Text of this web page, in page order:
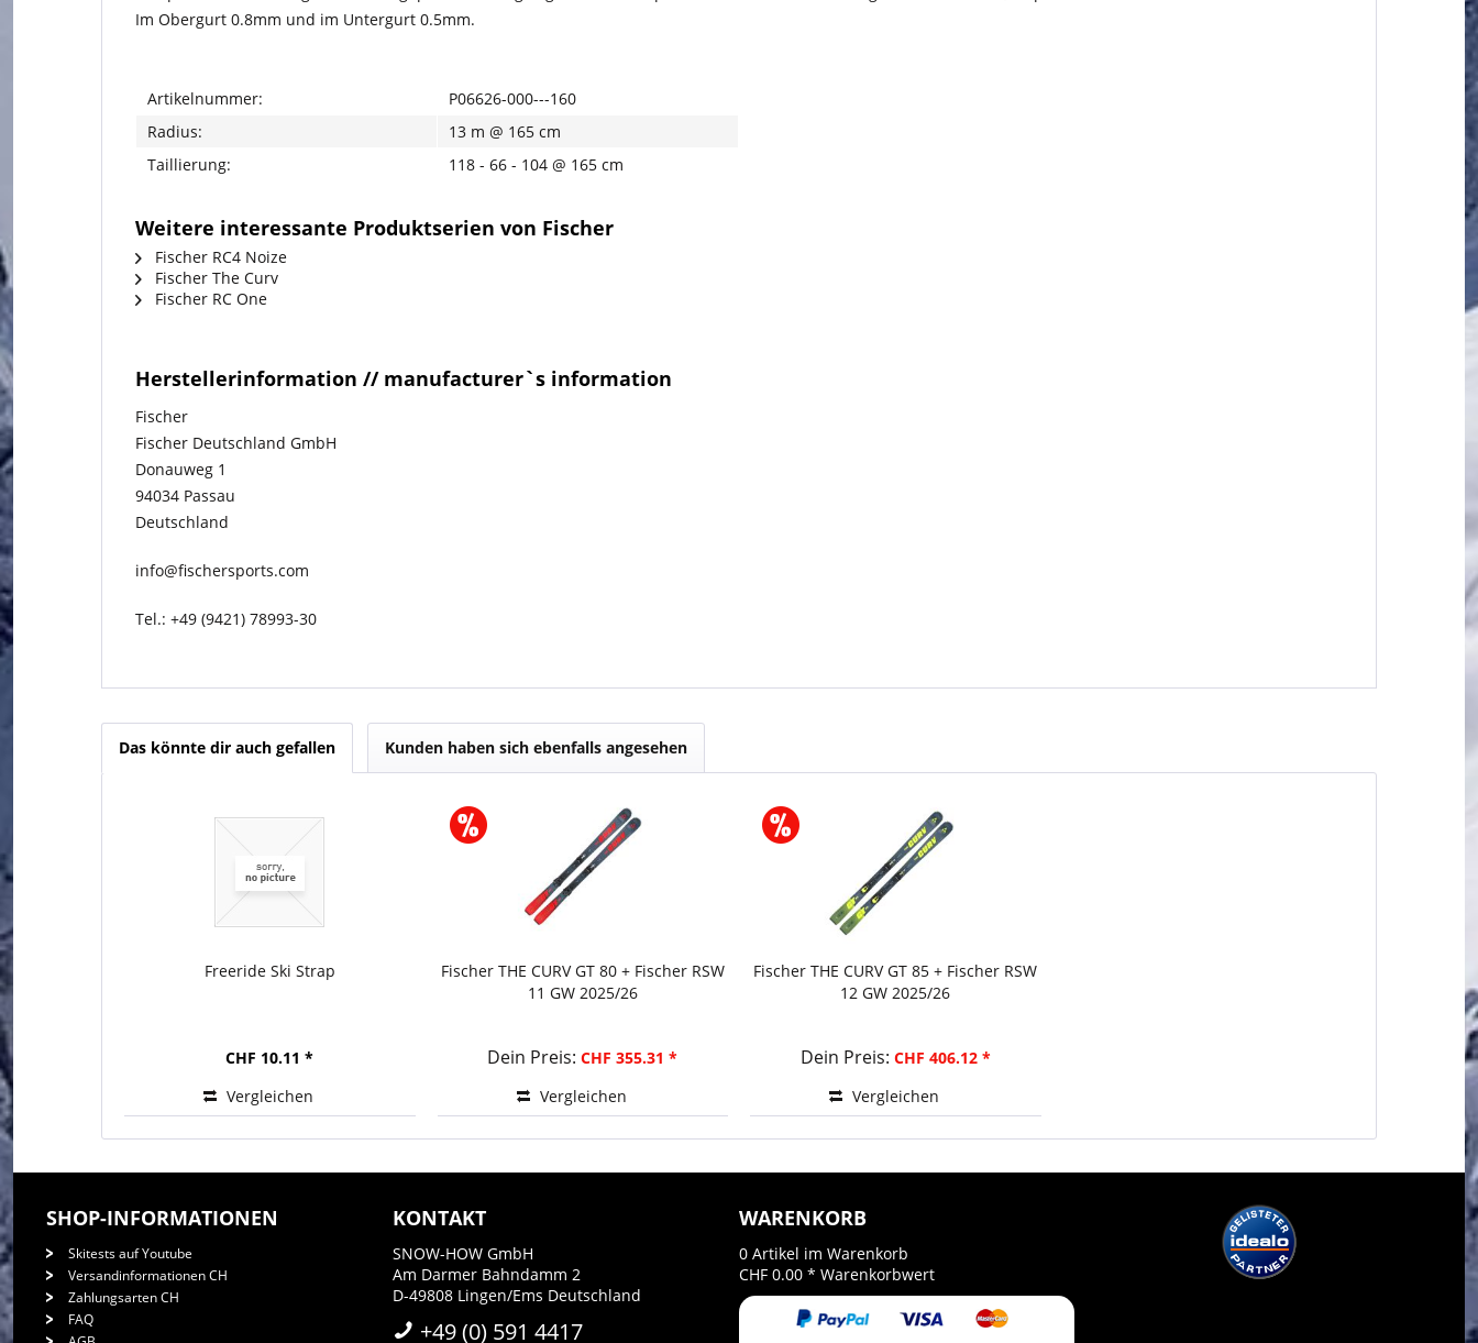
Im Obergurt 0.8mm und im Untergurt 0.5mm.
Artikelnummer:
P06626-000---160
Radius:
13 m @ 165 cm
Taillierung:
118 - 66 - 104 @ 165 cm
Weitere interessante Produktserien von Fischer
Fischer RC4 Noize
Fischer The Curv
Fischer RC One
Herstellerinformation // manufacturer`s information
Fischer
Fischer Deutschland GmbH
Donauweg 1
94034 Passau
Deutschland
info@fischersports.com
Tel.: +49 (9421) 78993-30
Das könnte dir auch gefallen Kunden haben sich ebenfalls angesehen
Freeride Ski Strap
CHF 10.11 *
Vergleichen
Fischer THE CURV GT 80 + Fischer RSW
11 GW 2025/26
Dein Preis: CHF 355.31 *
Vergleichen
Fischer THE CURV GT 85 + Fischer RSW
12 GW 2025/26
Dein Preis: CHF 406.12 *
Vergleichen
SHOP-INFORMATIONEN
Skitests auf Youtube
Versandinformationen CH
Zahlungsarten CH
FAQ
KONTAKT
SNOW-HOW GmbH
Am Darmer Bahndamm 2
D-49808 Lingen/Ems Deutschland
+49 (0) 591 4417
WARENKORB
0 Artikel im Warenkorb
CHF 0.00 * Warenkorbwert